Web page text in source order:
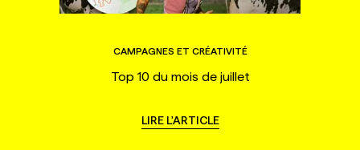
CAMPAGNES ET CRÉATIVITÉ
Top 10 du mois de juillet
LIRE L'ARTICLE